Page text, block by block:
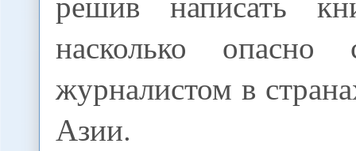
насколько опасно
журналистом в
Азии.